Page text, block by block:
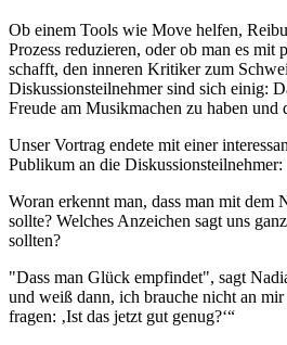
Ob einem Tools wie Move helfen,
Prozess reduzieren, oder ob man es mit
schafft, den inneren Kritiker zum
Diskussionsteilnehmer sind sich einig:
Freude am Musikmachen zu haben und
Unser Vortrag endete mit einer
Publikum an die Diskussionsteilnehmer:
Woran erkennt man, dass man mit dem
sollte? Welches Anzeichen sagt uns
sollten?
"Dass man Glück empfindet", sagt
und weiß dann, ich brauche nicht an
fragen: ‚Ist das jetzt gut genug?‘“